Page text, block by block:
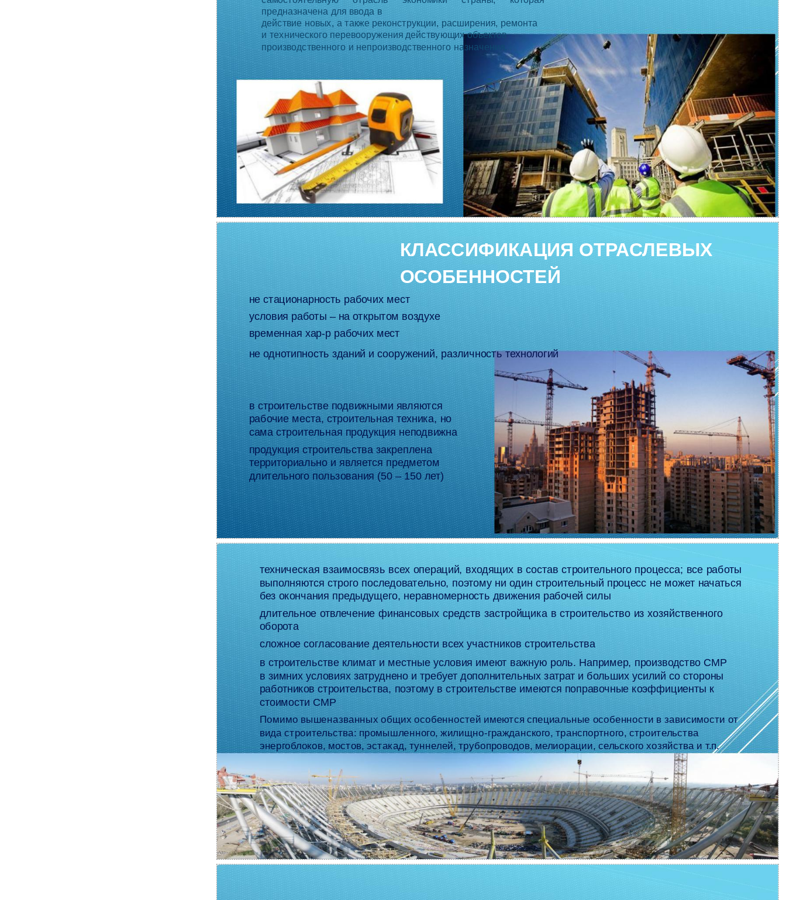
предназначена для ввода в
действие новых, а также реконструкции, расширения, ремонта
и технического перевооружения действующих объектов
производственного и непроизводственного назначения.
КЛАССИФИКАЦИЯ ОТРАСЛЕВЫХ
ОСОБЕННОСТЕЙ
не стационарность рабочих мест
условия работы – на открытом воздухе
временная хар-р рабочих мест
не однотипность зданий и сооружений, различность технологий
в строительстве подвижными являются
рабочие места, строительная техника, но
сама строительная продукция неподвижна
продукция строительства закреплена
территориально и является предметом
длительного пользования (50 – 150 лет)
техническая взаимосвязь всех операций, входящих в состав строительного процесса; все работы
выполняются строго последовательно, поэтому ни один строительный процесс не может начаться
без окончания предыдущего, неравномерность движения рабочей силы
длительное отвлечение финансовых средств застройщика в строительство из хозяйственного
оборота
сложное согласование деятельности всех участников строительства
в строительстве климат и местные условия имеют важную роль. Например, производство СМР
в зимних условиях затруднено и требует дополнительных затрат и больших усилий со стороны
работников строительства, поэтому в строительстве имеются поправочные коэффициенты к
стоимости СМР
Помимо вышеназванных общих особенностей имеются специальные особенности в зависимости от
вида строительства: промышленного, жилищно-гражданского, транспортного, строительства
энергоблоков, мостов, эстакад, туннелей, трубопроводов, мелиорации, сельского хозяйства и т.п.